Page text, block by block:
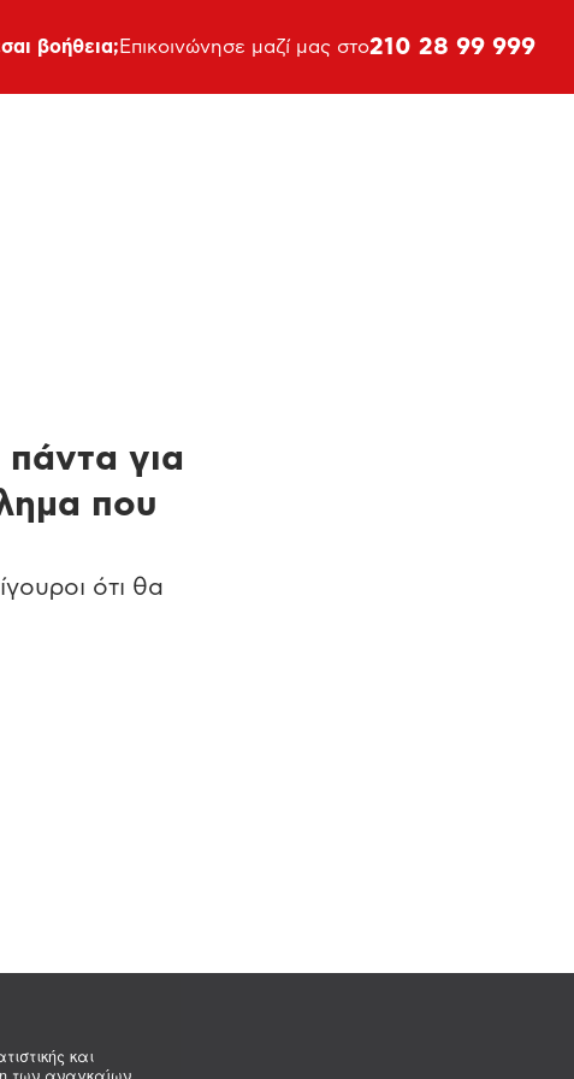
και
βοήθεια; Επικοινώνησε μαζί μας στο210 28 99 999
για
που
ότι θα